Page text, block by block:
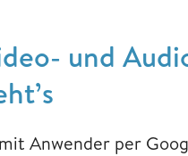
und
Anwender per